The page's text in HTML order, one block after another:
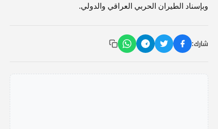
وبإسناد الطيران الحربي العراقي والدولي.
شارك: